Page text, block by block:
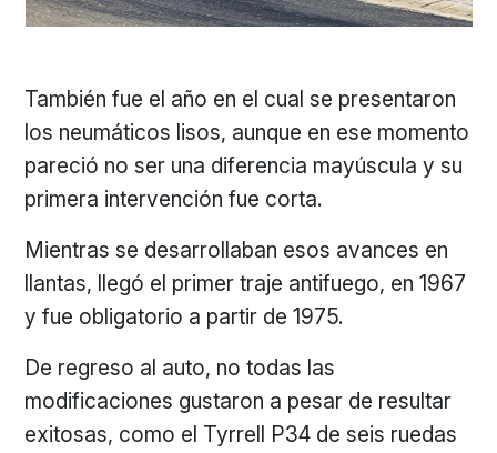
También fue el año en el cual se presentaron
los neumáticos lisos, aunque en ese momento
pareció no ser una diferencia mayúscula y su
primera intervención fue corta.
Mientras se desarrollaban esos avances en
llantas, llegó el primer traje antifuego, en 1967
y fue obligatorio a partir de 1975.
De regreso al auto, no todas las
modificaciones gustaron a pesar de resultar
exitosas, como el Tyrrell P34 de seis ruedas